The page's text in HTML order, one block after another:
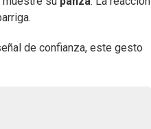
de confianza, este gesto